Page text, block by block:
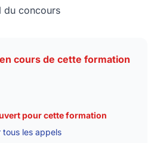
du concours
cours de cette formation
pour cette formation
tous les appels